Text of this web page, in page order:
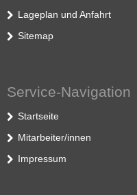
Lageplan und Anfahrt
Sitemap
Service-Navigation
Startseite
Mitarbeiter/innen
Impressum